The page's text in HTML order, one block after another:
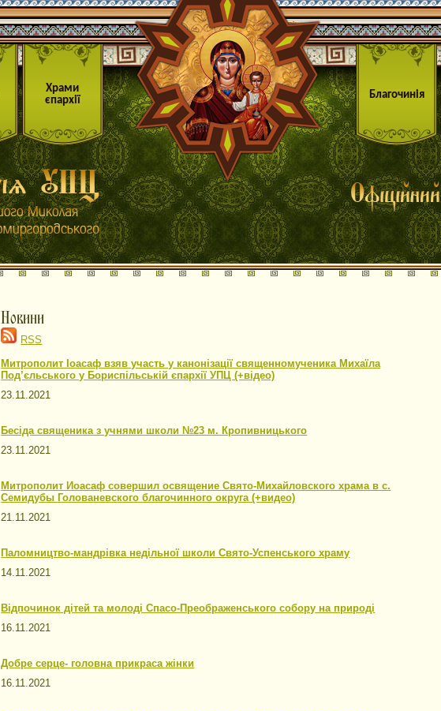
Храми
єпархії
Благочинія
Новини
RSS
Митрополит Іоасаф взяв участь у канонізації священномученика Михаїла
Под’єльського у Бориспільській єпархії УПЦ (+відео)
23.11.2021
Бесіда священика з учнями школи №23 м. Кропивницького
23.11.2021
Митрополит Иоасаф совершил освящение Свято-Михайловского храма в с.
Семидубы Голованевского благочинного округа (+видео)
21.11.2021
Паломництво-мандрівка недільної школи Свято-Успенського храму
14.11.2021
Відпочинок дітей та молоді Спасо-Преображенського собору на природі
16.11.2021
Добре серце- головна прикраса жінки
16.11.2021